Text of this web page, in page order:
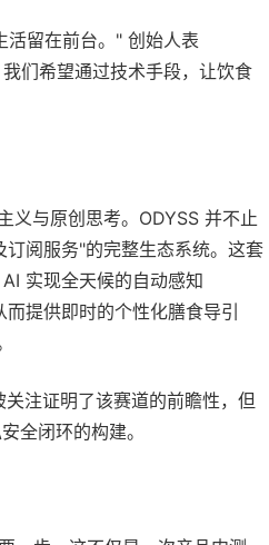
留在前台。" 创始人表
们希望通过技术手段，让饮食
与原创思考。ODYSS 并不止
阅服务"的完整生态系统。这套
实现全天候的自动感知
提供即时的个性化膳食导引
注证明了该赛道的前瞻性，但
全闭环的构建。